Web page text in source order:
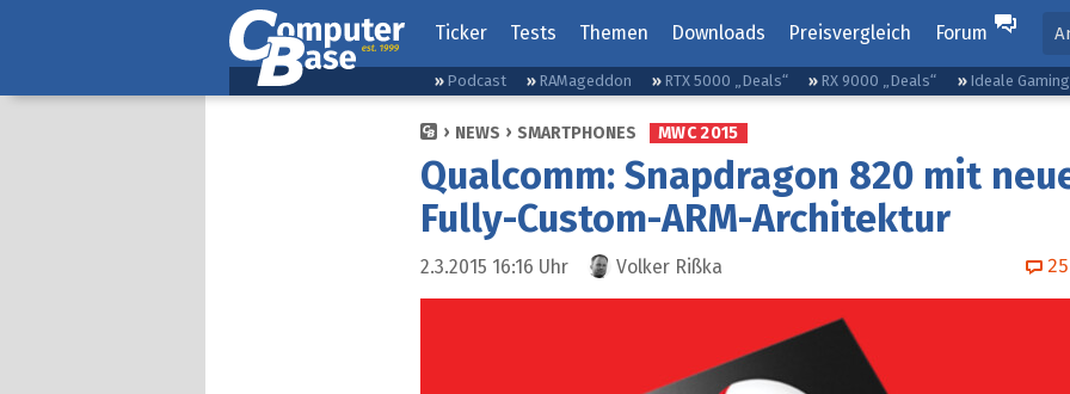
Ticker Tests Themen Downloads Preisvergleich Forum
Podcast RAMageddon RTX 5000 „Deals“ RX 9000 „Deals“ Ideale
NEWS SMARTPHONES MWC 2015
Qualcomm: Snapdragon 820 mit
Fully-Custom-ARM-Architektur
2.3.2015 16:16 Uhr Volker Rißka 25